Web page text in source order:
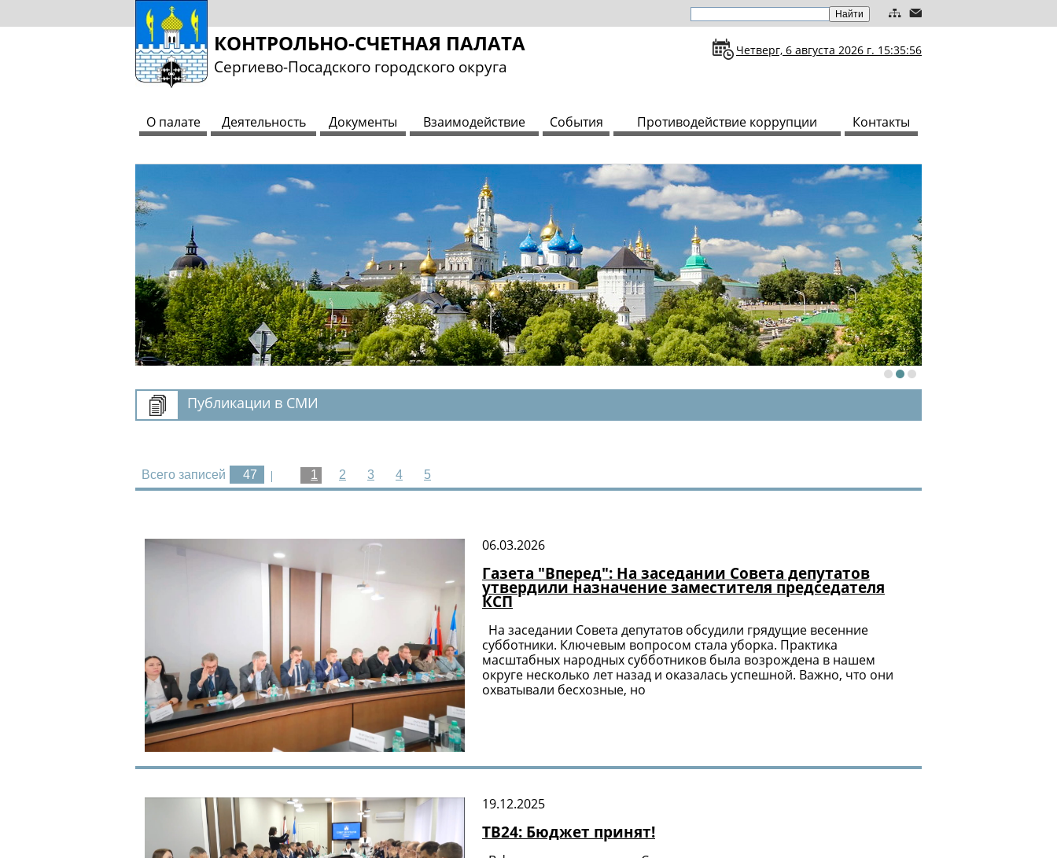
КОНТРОЛЬНО-СЧЕТНАЯ ПАЛАТА
Сергиево-Посадского городского округа
Четверг, 6 августа 2026 г. 15:35:57
О палате Деятельность Документы Взаимодействие События Противодействие коррупции Контакты
Публикации в СМИ
Всего записей 47 1 2 3 4 5
06.03.2026
Газета "Вперед": На заседании Совета депутатов
утвердили назначение заместителя председателя
КСП
На заседании Совета депутатов обсудили грядущие весенние
субботники. Ключевым вопросом стала уборка. Практика
масштабных народных субботников была возрождена в нашем
округе несколько лет назад и оказалась успешной. Важно, что они
охватывали бесхозные, но
19.12.2025
ТВ24: Бюджет принят!